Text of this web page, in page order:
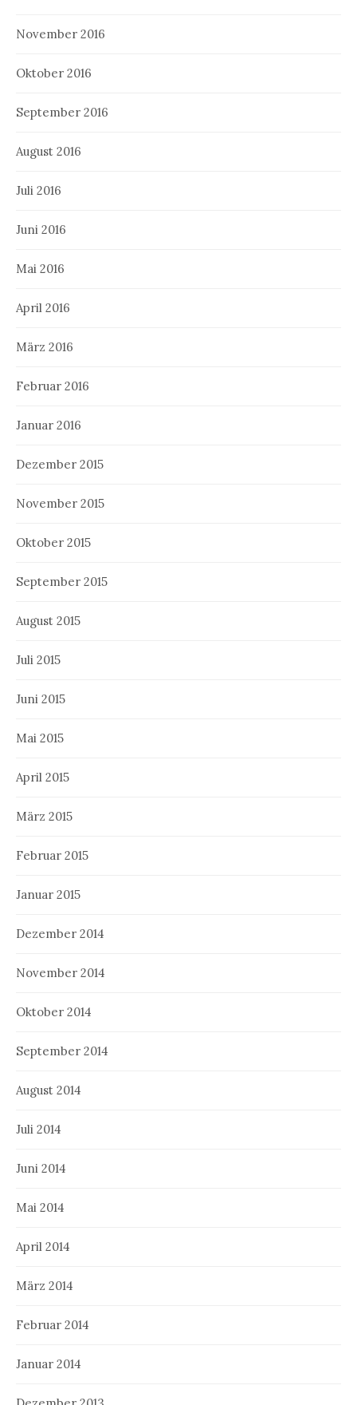
November 2016
Oktober 2016
September 2016
August 2016
Juli 2016
Juni 2016
Mai 2016
April 2016
März 2016
Februar 2016
Januar 2016
Dezember 2015
November 2015
Oktober 2015
September 2015
August 2015
Juli 2015
Juni 2015
Mai 2015
April 2015
März 2015
Februar 2015
Januar 2015
Dezember 2014
November 2014
Oktober 2014
September 2014
August 2014
Juli 2014
Juni 2014
Mai 2014
April 2014
März 2014
Februar 2014
Januar 2014